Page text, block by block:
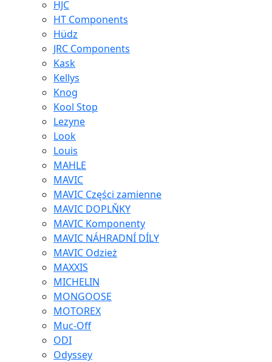
HJC
HT Components
Hüdz
JRC Components
Kask
Kellys
Knog
Kool Stop
Lezyne
Look
Louis
MAHLE
MAVIC
MAVIC Części zamienne
MAVIC DOPLŇKY
MAVIC Komponenty
MAVIC NÁHRADNÍ DÍLY
MAVIC Odzież
MAXXIS
MICHELIN
MONGOOSE
MOTOREX
Muc-Off
ODI
Odyssey